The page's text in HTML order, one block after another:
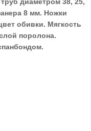
диаметром 38, 25,
8 мм. Ножки
обивки. Мягкость
поролона.